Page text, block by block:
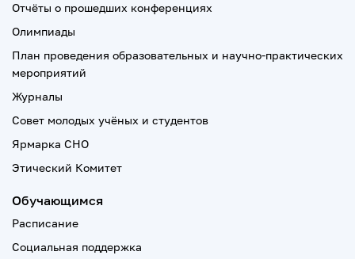
Отчёты о прошедших конференциях
Олимпиады
План проведения образовательных и научно-практических
мероприятий
Журналы
Совет молодых учёных и студентов
Ярмарка СНО
Этический Комитет
Обучающимся
Расписание
Социальная поддержка